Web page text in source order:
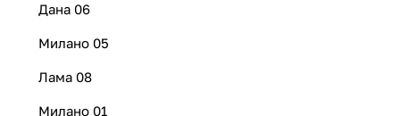
Дана 06
Милано 05
Лама 08
Милано 01